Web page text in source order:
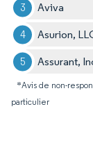
Aviva
Asurion,
Assurant,
*Avis de non-
particulier